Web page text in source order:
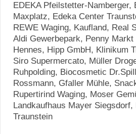
EDEKA Pfeilstetter-Namberger,
Maxplatz, Edeka Center
REWE Waging, Kaufland, Real
Aldi Gewerbepark, Penny
Hennes, Hipp GmbH, Klinikum
Siro Supermercato, Müller
Ruhpolding, Biocosmetic
Rossmann, Gfaller Mühle,
Rupertirind Waging, Moser
Landkaufhaus Mayer Siegsdorf,
Traunstein